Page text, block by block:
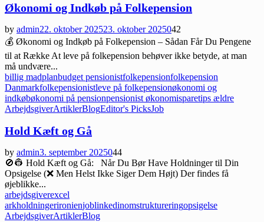
Økonomi og Indkøb på Folkepension
by admin22. oktober 202523. oktober 2025042
💰 Økonomi og Indkøb på Folkepension – Sådan Får Du Pengene
til at Række At leve på folkepension behøver ikke betyde, at man
må undvære...
billig madplanbudget pensionistfolkepensionfolkepension
Danmarkfolkepensionistleve på folkepensionøkonomi og
indkøbøkonomi på pensionpensionist økonomisparetips ældre
ArbejdsgiverArtiklerBlogEditor's PicksJob
Hold Kæft og Gå
by admin3. september 2025044
🚫👷 Hold Kæft og Gå: Når Du Bør Have Holdninger til Din
Opsigelse (❌ Men Helst Ikke Siger Dem Højt) Der findes få
øjeblikke...
arbejdsgiverexcel
arkholdningerironienjoblinkedinomstruktureringopsigelse
ArbejdsgiverArtiklerBlog